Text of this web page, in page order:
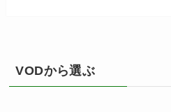
VODから選ぶ